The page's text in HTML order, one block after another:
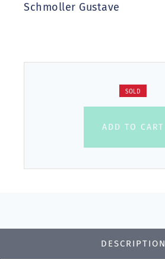
Schmoller Gustave
SOLD
ADD TO CART
DESCRIPTION